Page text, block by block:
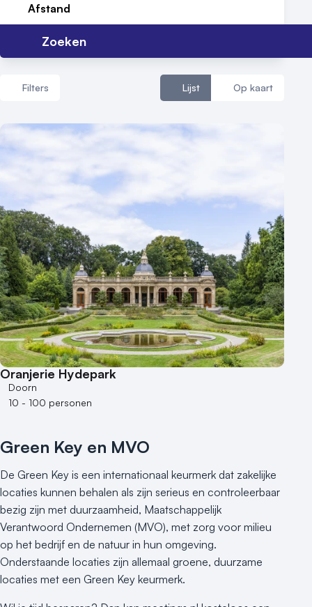
Afstand
Zoeken
Filters Lijst Op kaart
Aantal zalen
1 - 5 zalen
10 of meer zalen
Aantal personen
1 - 50 personen
50 - 100 personen
100 - 250 personen
250 - 500 personen
500+ personen
Bijzondere locaties
Buitenlocatie
Duurzame locatie
Hotel
Hybride events
Industriële locatie
Kasteel en landgoed
Kleine / intieme locatie
Locaties aan zee
Museum
Theater
Oranjerie Hydepark
Doorn
10 - 100 personen
Green Key en MVO
De Green Key is een internationaal keurmerk dat zakelijke
locaties kunnen behalen als zijn serieus en controleerbaar
bezig zijn met duurzaamheid, Maatschappelijk
Verantwoord Ondernemen (MVO), met zorg voor milieu
op het bedrijf en de natuur in hun omgeving.
Onderstaande locaties zijn allemaal groene, duurzame
locaties met een Green Key keurmerk.